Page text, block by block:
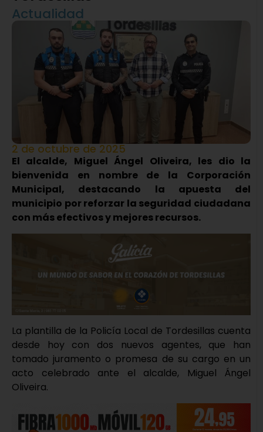
Actualidad
2 de octubre de 2025
El alcalde, Miguel Ángel Oliveira, les dio la
bienvenida en nombre de la Corporación
Municipal, destacando la apuesta del
municipio por reforzar la seguridad ciudadana
con más efectivos y mejores recursos.
La plantilla de la Policía Local de Tordesillas cuenta
desde hoy con dos nuevos agentes, que han
tomado juramento o promesa de su cargo en un
acto celebrado ante el alcalde, Miguel Ángel
Oliveira.